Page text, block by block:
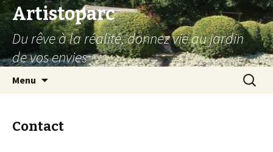
Artistoparc
Du rêve à la réalité, donnez vie au jardin
de vos envies
Menu
Contact